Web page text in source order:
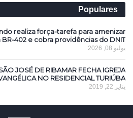
Populares
realiza força-tarefa para amenizar
BR-402 e cobra providências do DNIT
يوليو 08, 2026
JOSÉ DE RIBAMAR FECHA IGREJA
NO RESIDENCIAL TURIÚBA
يناير 22, 2019